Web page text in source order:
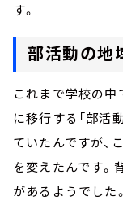
す。
部活動の地
これまで学校の中
に移行する「部活
ていたんですが、
を変えたんです。
があるようでした